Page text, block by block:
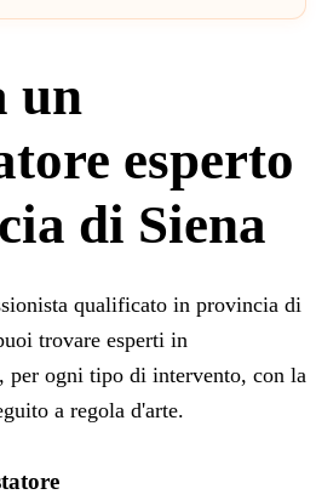
un
esperto
di Siena
qualificato in provincia di
trovare esperti in
per ogni tipo di intervento, con la
a regola d'arte.